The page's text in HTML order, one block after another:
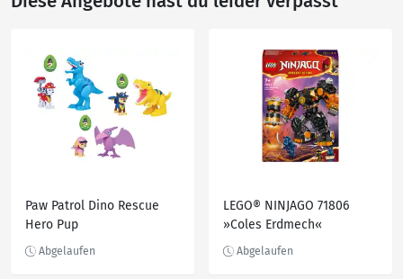
Paw Patrol Dino Rescue
Hero Pup
LEGO® NINJAGO 71806
»Coles Erdmech«